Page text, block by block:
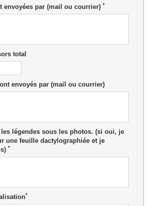
envoyées par (mail ou courrier) *
total
envoyés par (mail ou courrier)
légendes sous les photos. (si oui, je
une feuille dactylographiée et je
*
*